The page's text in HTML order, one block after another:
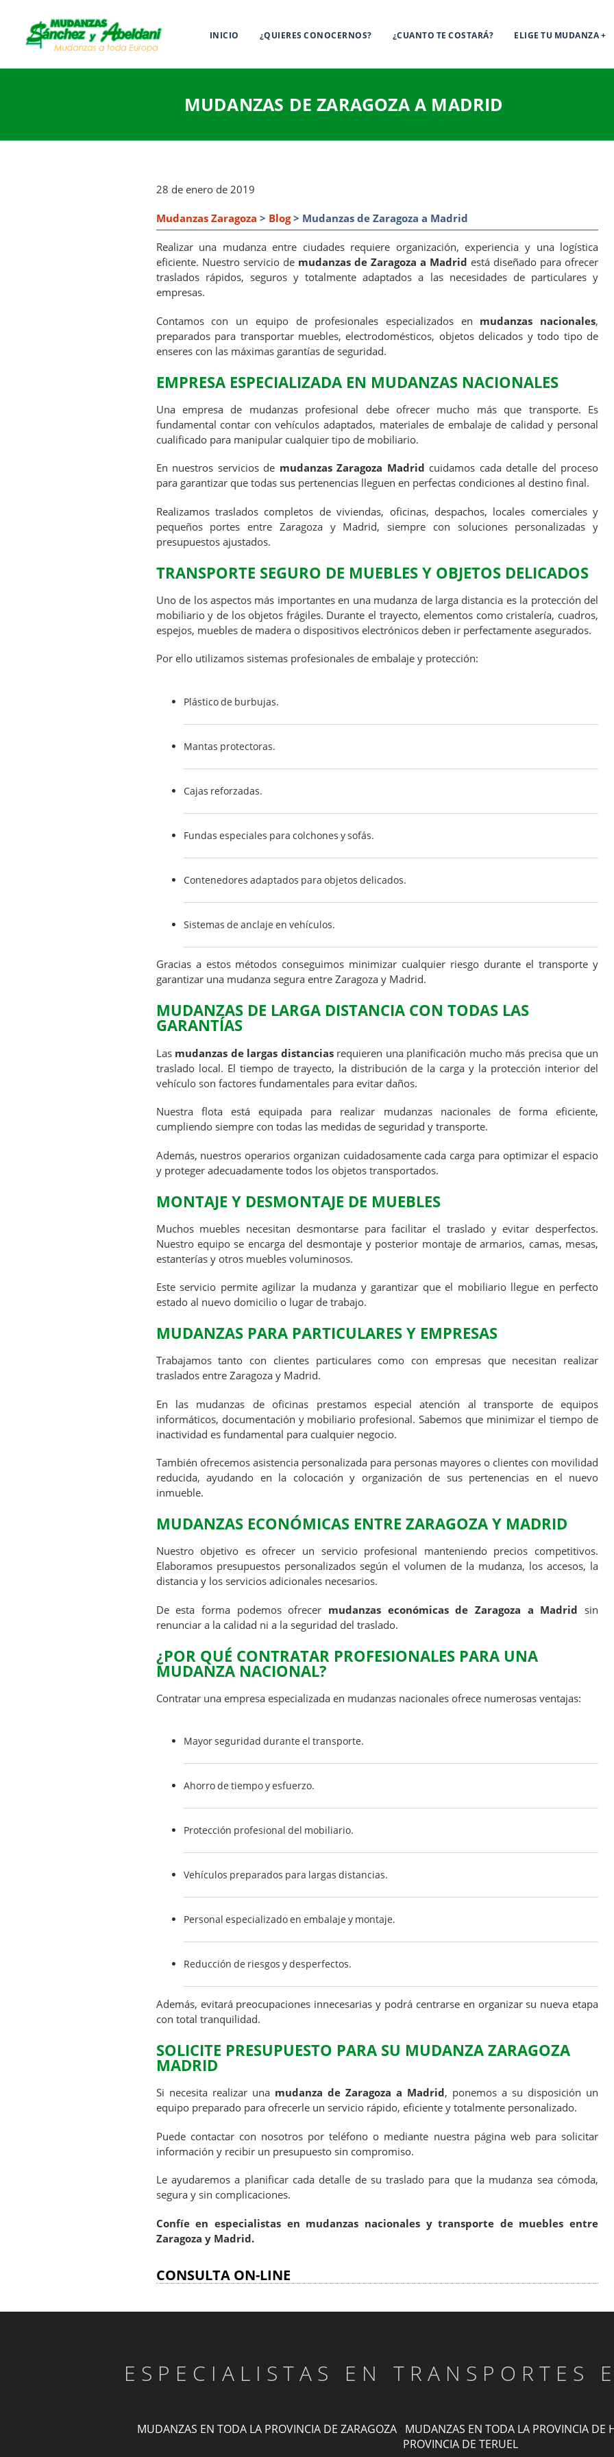
INICIO ¿QUIERES CONOCERNOS? ¿CUANTO TE COSTARÁ? ELIGE TU MUDANZA
MUDANZAS DE ZARAGOZA A MADRID
28 de enero de 2019
Mudanzas Zaragoza > Blog> Mudanzas de Zaragoza a Madrid
Realizar una mudanza entre ciudades requiere organización, experiencia y una logística
eficiente. Nuestro servicio de mudanzas de Zaragoza a Madrid está diseñado para ofrecer
traslados rápidos, seguros y totalmente adaptados a las necesidades de particulares y
empresas.
Contamos con un equipo de profesionales especializados en mudanzas nacionales,
preparados para transportar muebles, electrodomésticos, objetos delicados y todo tipo de
enseres con las máximas garantías de seguridad.
EMPRESA ESPECIALIZADA EN MUDANZAS NACIONALES
Una empresa de mudanzas profesional debe ofrecer mucho más que transporte. Es
fundamental contar con vehículos adaptados, materiales de embalaje de calidad y personal
cualificado para manipular cualquier tipo de mobiliario.
En nuestros servicios de mudanzas Zaragoza Madrid cuidamos cada detalle del proceso
para garantizar que todas sus pertenencias lleguen en perfectas condiciones al destino final.
Realizamos traslados completos de viviendas, oficinas, despachos, locales comerciales y
pequeños portes entre Zaragoza y Madrid, siempre con soluciones personalizadas y
presupuestos ajustados.
TRANSPORTE SEGURO DE MUEBLES Y OBJETOS DELICADOS
Uno de los aspectos más importantes en una mudanza de larga distancia es la protección del
mobiliario y de los objetos frágiles. Durante el trayecto, elementos como cristalería, cuadros,
espejos, muebles de madera o dispositivos electrónicos deben ir perfectamente asegurados.
Por ello utilizamos sistemas profesionales de embalaje y protección:
Plástico de burbujas.
Mantas protectoras.
Cajas reforzadas.
Fundas especiales para colchones y sofás.
Contenedores adaptados para objetos delicados.
Sistemas de anclaje en vehículos.
Gracias a estos métodos conseguimos minimizar cualquier riesgo durante el transporte y
garantizar una mudanza segura entre Zaragoza y Madrid.
MUDANZAS DE LARGA DISTANCIA CON TODAS LAS
GARANTÍAS
Las mudanzas de largas distanciasrequieren una planificación mucho más precisa que un
traslado local. El tiempo de trayecto, la distribución de la carga y la protección interior del
vehículo son factores fundamentales para evitar daños.
Nuestra flota está equipada para realizar mudanzas nacionales de forma eficiente,
cumpliendo siempre con todas las medidas de seguridad y transporte.
Además, nuestros operarios organizan cuidadosamente cada carga para optimizar el espacio
y proteger adecuadamente todos los objetos transportados.
MONTAJE Y DESMONTAJE DE MUEBLES
Muchos muebles necesitan desmontarse para facilitar el traslado y evitar desperfectos.
Nuestro equipo se encarga del desmontaje y posterior montaje de armarios, camas, mesas,
estanterías y otros muebles voluminosos.
Este servicio permite agilizar la mudanza y garantizar que el mobiliario llegue en perfecto
estado al nuevo domicilio o lugar de trabajo.
MUDANZAS PARA PARTICULARES Y EMPRESAS
Trabajamos tanto con clientes particulares como con empresas que necesitan realizar
traslados entre Zaragoza y Madrid.
En las mudanzas de oficinas prestamos especial atención al transporte de equipos
informáticos, documentación y mobiliario profesional. Sabemos que minimizar el tiempo de
inactividad es fundamental para cualquier negocio.
También ofrecemos asistencia personalizada para personas mayores o clientes con movilidad
reducida, ayudando en la colocación y organización de sus pertenencias en el nuevo
inmueble.
MUDANZAS ECONÓMICAS ENTRE ZARAGOZA Y MADRID
Nuestro objetivo es ofrecer un servicio profesional manteniendo precios competitivos.
Elaboramos presupuestos personalizados según el volumen de la mudanza, los accesos, la
distancia y los servicios adicionales necesarios.
De esta forma podemos ofrecer mudanzas económicas de Zaragoza a Madrid sin
renunciar a la calidad ni a la seguridad del traslado.
¿POR QUÉ CONTRATAR PROFESIONALES PARA UNA
MUDANZA NACIONAL?
Contratar una empresa especializada en mudanzas nacionales ofrece numerosas ventajas:
Mayor seguridad durante el transporte.
Ahorro de tiempo y esfuerzo.
Protección profesional del mobiliario.
Vehículos preparados para largas distancias.
Personal especializado en embalaje y montaje.
Reducción de riesgos y desperfectos.
Además, evitará preocupaciones innecesarias y podrá centrarse en organizar su nueva etapa
con total tranquilidad.
SOLICITE PRESUPUESTO PARA SU MUDANZA ZARAGOZA
MADRID
Si necesita realizar una mudanza de Zaragoza a Madrid, ponemos a su disposición un
equipo preparado para ofrecerle un servicio rápido, eficiente y totalmente personalizado.
Puede contactar con nosotros por teléfono o mediante nuestra página web para solicitar
información y recibir un presupuesto sin compromiso.
Le ayudaremos a planificar cada detalle de su traslado para que la mudanza sea cómoda,
segura y sin complicaciones.
Confíe en especialistas en mudanzas nacionales y transporte de muebles entre
Zaragoza y Madrid.
CONSULTA ON-LINE
ESPECIALISTAS EN TRANSPORTES
MUDANZAS EN TODA LA PROVINCIA DE ZARAGOZA· MUDANZAS EN TODA LA PROVINCIA DE
PROVINCIA DE TERUEL